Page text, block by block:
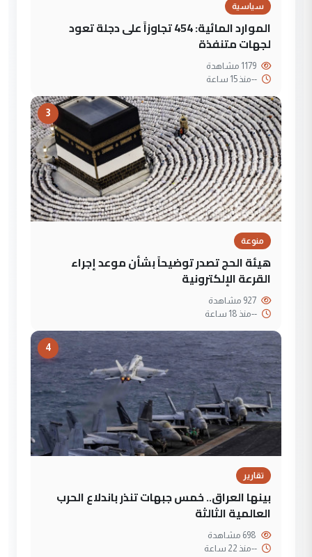
سياسية
الموارد المائية: 454 تجاوزاً على دجلة تعود
لجهات متنفذة
--منذ 15 ساعة
3
منوعة
هيئة الحج تصدر توضيحاً بشأن موعد إجراء
القرعة الإلكترونية
--منذ 18 ساعة
4
تقارير
بينها العراق.. خمس جبهات تنذر باندلاع الحرب
العالمية الثالثة
--منذ 22 ساعة